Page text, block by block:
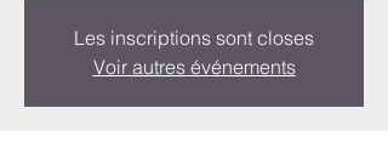
Les inscriptions sont closes
Voir autres événements